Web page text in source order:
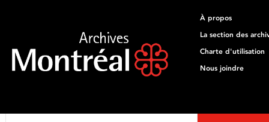
À propos
La section des
Charte d'utilisation
Nous joindre